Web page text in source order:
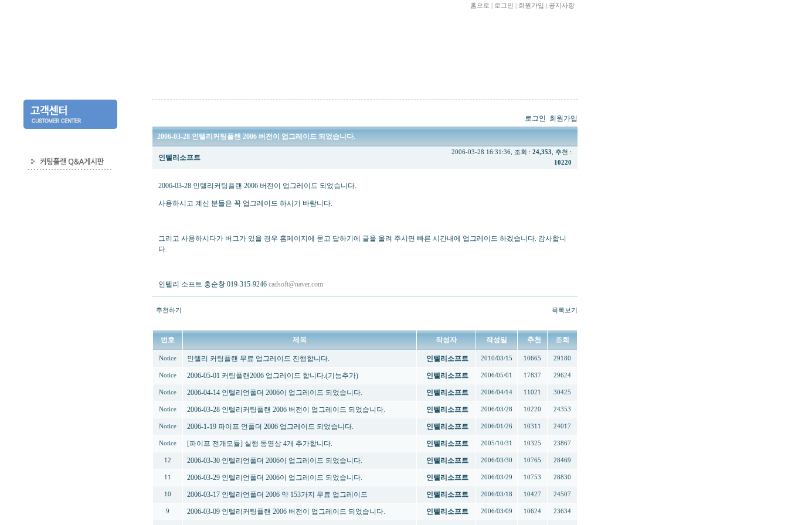
홈으로 | 로그인 | 회원가입 | 공지사항
로그인 회원가입
2006-03-28 인텔리커팅플랜 2006 버전이 업그레이드 되었습니다.
인텔리소프트
2006-03-28 16:31:36, 조회 : 24,353 , 추천 :
10220
2006-03-28 인텔리커팅플랜 2006 버전이 업그레이드 되었습니다.
사용하시고 계신 분들은 꼭 업그레이드 하시기 바람니다.
그리고 사용하시다가 버그가 있을 경우 홈페이지에 묻고 답하기에 글을 올려 주시면 빠른 시간내에 업그레이드 하겠습니다. 감사합니
다.
인텔리 소프트 홍순창 019-315-9246 cadsoft@naver.com
추천하기 목록보기
번호 제목 작성자 작성일 추천 조회
Notice 인텔리 커팅플랜 무료 업그레이드 진행합니다. 인텔리소프트 2010/03/15 10665 29180
Notice 2006-05-01 커팅플랜2006 업그레이드 합니다.(기능추가) 인텔리소프트 2006/05/01 17837 29624
Notice 2006-04-14 인텔리언폴더 2006이 업그레이드 되었습니다. 인텔리소프트 2006/04/14 11021 30425
Notice 2006-03-28 인텔리커팅플랜 2006 버전이 업그레이드 되었습니다. 인텔리소프트 2006/03/28 10220 24353
Notice 2006-1-19 파이프 언폴더 2006 업그레이드 되었습니다. 인텔리소프트 2006/01/26 10311 24017
Notice [파이프 전개모듈] 실행 동영상 4개 추가합니다. 인텔리소프트 2005/10/31 10325 23867
12 2006-03-30 인텔리언폴더 2006이 업그레이드 되었습니다. 인텔리소프트 2006/03/30 10765 28469
11 2006-03-29 인텔리언폴더 2006이 업그레이드 되었습니다. 인텔리소프트 2006/03/29 10753 28830
10 2006-03-17 인텔리언폴더 2006 약 153가지 무료 업그레이드 인텔리소프트 2006/03/18 10427 24507
9 2006-03-09 인텔리커팅플랜 2006 버전이 업그레이드 되었습니다. 인텔리소프트 2006/03/09 10624 23634